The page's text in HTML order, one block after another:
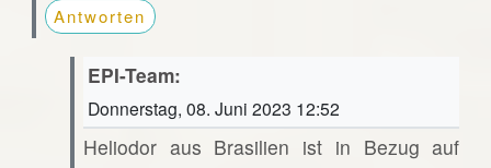
Antworten
EPI-Team:
Donnerstag, 08. Juni 2023 12:52
Heliodor aus Brasilien ist in Bezug auf